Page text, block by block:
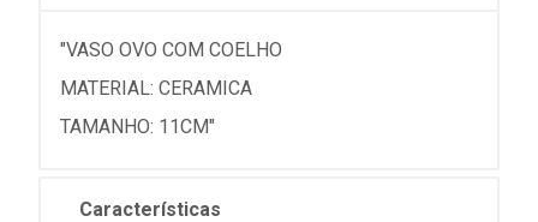
"VASO OVO COM COELHO
MATERIAL: CERAMICA
TAMANHO: 11CM"
Características